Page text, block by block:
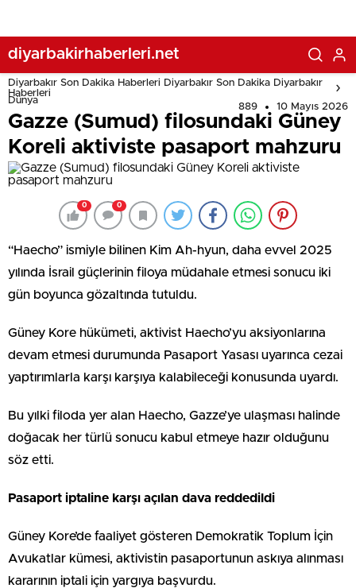
diyarbakirhaberleri.net
Diyarbakır Son Dakika Haberleri Diyarbakır Son Dakika Diyarbakır
Haberleri
Dünya
889 10 Mayıs 2026
Gazze (Sumud) filosundaki Güney
Koreli aktiviste pasaport mahzuru
0 0
“Haecho” ismiyle bilinen Kim Ah-hyun, daha evvel 2025
yılında İsrail güçlerinin filoya müdahale etmesi sonucu iki
gün boyunca gözaltında tutuldu.
Güney Kore hükümeti, aktivist Haecho’yu aksiyonlarına
devam etmesi durumunda Pasaport Yasası uyarınca cezai
yaptırımlarla karşı karşıya kalabileceği konusunda uyardı.
Bu yılki filoda yer alan Haecho, Gazze’ye ulaşması halinde
doğacak her türlü sonucu kabul etmeye hazır olduğunu
söz etti.
Pasaport iptaline karşı açılan dava reddedildi
Güney Kore’de faaliyet gösteren Demokratik Toplum İçin
Avukatlar kümesi, aktivistin pasaportunun askıya alınması
kararının iptali için yargıya başvurdu.